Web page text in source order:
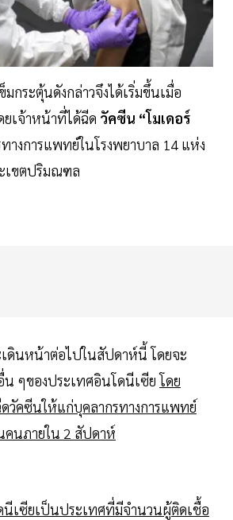
มกระตุ้นดังกล่าวจึงได้เริ่มขึ้นเมื่อ
เจ้าหน้าที่ได้ฉีด วัคซีน “โมเดอร์
างการแพทย์ในโรงพยาบาล 14 แห่ง
เขตปริมณฑล
เดินหน้าต่อไปในสัปดาห์นี้ โดยจะ
น ๆของประเทศอินโดนีเซียโดย
วัคซีนให้แก่บุคลากรทางการแพทย์
คนภายใน 2 สัปดาห์
เซียเป็นประเทศที่มีจำนวนผู้ติดเชื้อ